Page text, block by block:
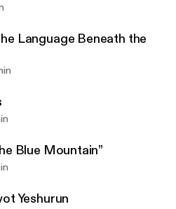
Language Beneath the
Blue Mountain”
Yeshurun